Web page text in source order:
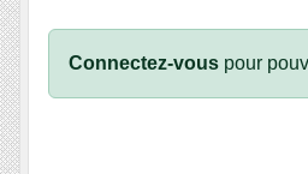
Connectez-vous pour